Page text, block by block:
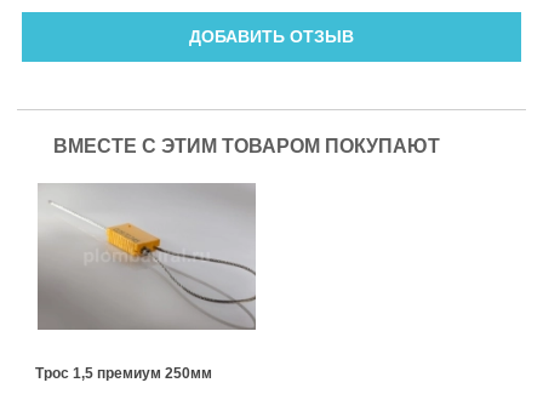
ДОБАВИТЬ ОТЗЫВ
ВМЕСТЕ С ЭТИМ ТОВАРОМ ПОКУПАЮТ
Трос 1,5 премиум 250мм